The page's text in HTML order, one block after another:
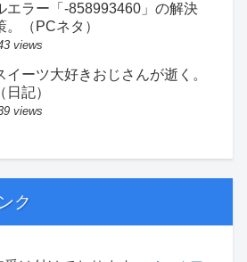
エラー「-858993460」の解決
。（PCネタ）
views
イーツ大好きおじさんが逝く。
（日記）
views
ク